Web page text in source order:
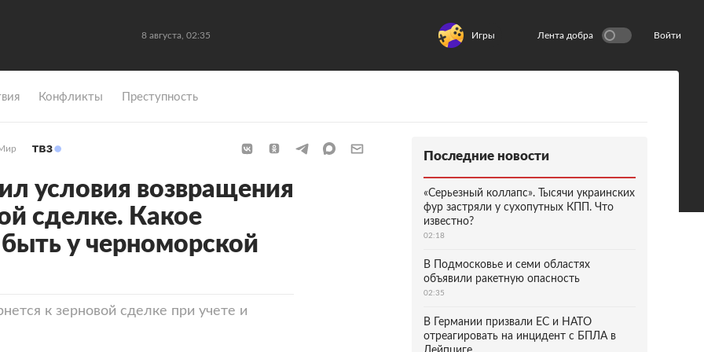
8 августа, 02:35 Игры Лента добра Войти
Конфликты Преступность
условия возвращения
сделке. Какое
у черноморской
к зерновой сделке при учете и
Последние новости
«Серьезный коллапс». Тысячи украинских
фур застряли у сухопутных КПП. Что
известно?
02:18
В Подмосковье и семи областях
объявили ракетную опасность
02:35
В Германии призвали ЕС и НАТО
отреагировать на инцидент с БПЛА в